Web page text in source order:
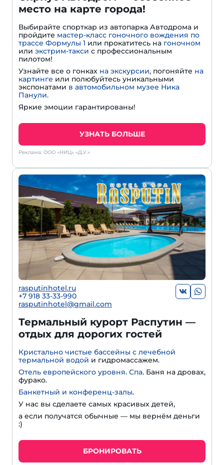
место на карте города!
Выбирайте спорткар из автопарка Автодрома и
пройдите мастер-класс гоночного вождения по
трассе Формулы 1 или прокатитесь на гоночном
или экстрим-такси с профессиональным
пилотом!
Узнайте все о гонках на экскурсии, погоняйте на
картинге или полюбуйтесь уникальными
экспонатами в автомобильном музее Ника
Панули.
Яркие эмоции гарантированы!
УЗНАТЬ БОЛЬШЕ
Реклама: ООО «НИЦ» «Д.У.»
rasputinhotel.ru
+7 918 33-33-990
rasputinhotel@gmail.com
Термальный курорт Распутин —
отдых для дорогих гостей
Кристально чистые бассейны с лечебной
термальной водой и гидромассажем.
Отель европейского уровня. Спа. Баня на дровах,
фурако.
Банкетный и конференц-залы.
У нас вы сделаете самых красивых детей,
а если получатся обычные — мы вернём деньги
:)
БРОНИРОВАТЬ